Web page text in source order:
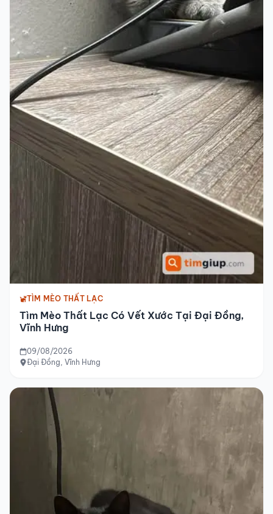
TÌM MÈO THẤT LẠC
Tìm Mèo Thất Lạc Có Vết Xước Tại Đại Đồng,
Vĩnh Hưng
09/08/2026
Đại Đồng, Vĩnh Hưng